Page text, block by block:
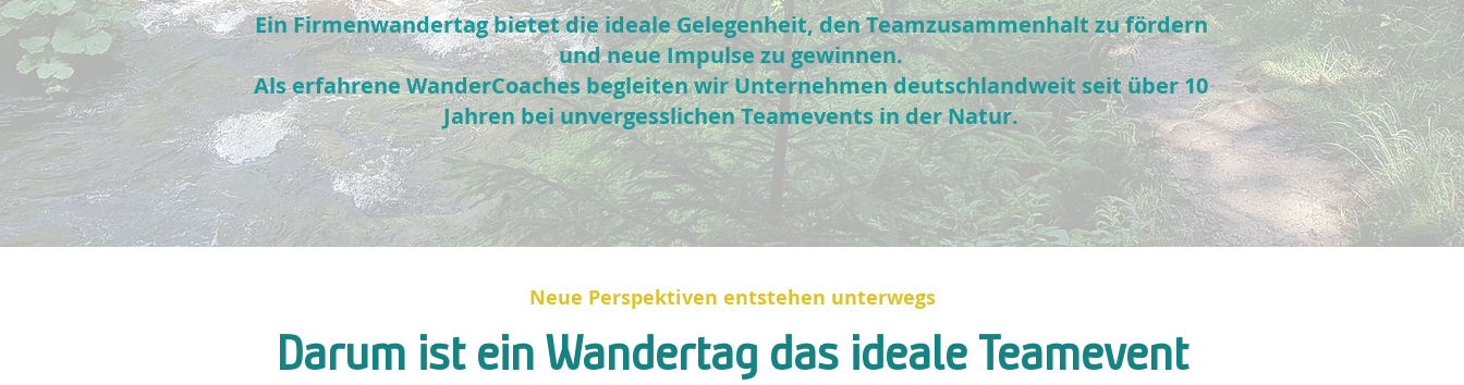
Ein Firmenwandertag bietet die ideale Gelegenheit, den Teamzusammenhalt zu fördern
und neue Impulse zu gewinnen.
Als erfahrene WanderCoaches begleiten wir Unternehmen deutschlandweit seit über 10
Jahren bei unvergesslichen Teamevents in der Natur.
Neue Perspektiven entstehen unterwegs
Darum ist ein Wandertag das ideale Teamevent